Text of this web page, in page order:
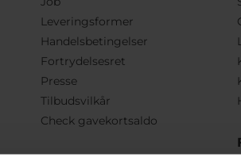
Leveringsformer
Handelsbetingelser
Fortrydelsesret
Presse
Tilbudsvilkår
Check gavekortsaldo